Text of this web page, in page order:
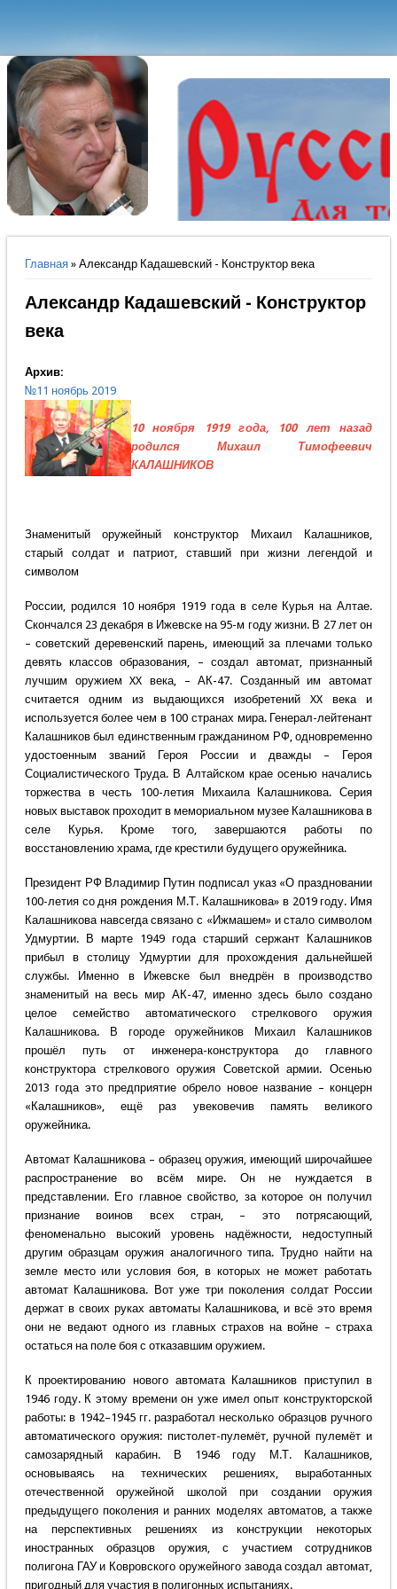
Вы здесь
Главная» Александр Кадашевский - Конструктор века
Александр Кадашевский - Конструктор
века
Архив:
№11 ноябрь 2019
10 ноября 1919 года, 100 лет назад
родился Михаил Тимофеевич
КАЛАШНИКОВ
Знаменитый оружейный конструктор Михаил Калашников,
старый солдат и патриот, ставший при жизни легендой и
символом
России, родился 10 ноября 1919 года в селе Курья на Алтае.
Скончался 23 декабря в Ижевске на 95-м году жизни. В 27 лет он
– советский деревенский парень, имеющий за плечами только
девять классов образования, – создал автомат, признанный
лучшим оружием XX века, – АК-47. Созданный им автомат
считается одним из выдающихся изобретений XX века и
используется более чем в 100 странах мира. Генерал-лейтенант
Калашников был единственным гражданином РФ, одновременно
удостоенным званий Героя России и дважды – Героя
Социалистического Труда. В Алтайском крае осенью начались
торжества в честь 100-летия Михаила Калашникова. Серия
новых выставок проходит в мемориальном музее Калашникова в
селе Курья. Кроме того, завершаются работы по
восстановлению храма, где крестили будущего оружейника.
Президент РФ Владимир Путин подписал указ «О праздновании
100-летия со дня рождения М.Т. Калашникова» в 2019 году. Имя
Калашникова навсегда связано с «Ижмашем» и стало символом
Удмуртии. В марте 1949 года старший сержант Калашников
прибыл в столицу Удмуртии для прохождения дальнейшей
службы. Именно в Ижевске был внедрён в производство
знаменитый на весь мир АК-47, именно здесь было создано
целое семейство автоматического стрелкового оружия
Калашникова. В городе оружейников Михаил Калашников
прошёл путь от инженера-конструктора до главного
конструктора стрелкового оружия Советской армии. Осенью
2013 года это предприятие обрело новое название – концерн
«Калашников», ещё раз увековечив память великого
оружейника.
Автомат Калашникова – образец оружия, имеющий широчайшее
распространение во всём мире. Он не нуждается в
представлении. Его главное свойство, за которое он получил
признание воинов всех стран, – это потрясающий,
феноменально высокий уровень надёжности, недоступный
другим образцам оружия аналогичного типа. Трудно найти на
земле место или условия боя, в которых не может работать
автомат Калашникова. Вот уже три поколения солдат России
держат в своих руках автоматы Калашникова, и всё это время
они не ведают одного из главных страхов на войне – страха
остаться на поле боя с отказавшим оружием.
К проектированию нового автомата Калашников приступил в
1946 году. К этому времени он уже имел опыт конструкторской
работы: в 1942–1945 гг. разработал несколько образцов ручного
автоматического оружия: пистолет-пулемёт, ручной пулемёт и
самозарядный карабин. В 1946 году М.Т. Калашников,
основываясь на технических решениях, выработанных
отечественной оружейной школой при создании оружия
предыдущего поколения и ранних моделях автоматов, а также
на перспективных решениях из конструкции некоторых
иностранных образцов оружия, с участием сотрудников
полигона ГАУ и Ковровского оружейного завода создал автомат,
пригодный для участия в полигонных испытаниях.